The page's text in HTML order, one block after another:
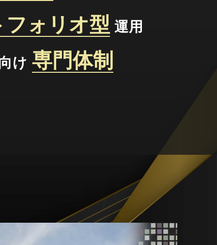
フォリオ型 運用
け 専門体制